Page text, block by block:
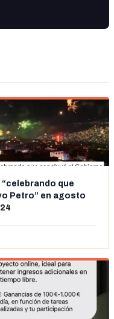
“celebrando que
Petro” en agosto